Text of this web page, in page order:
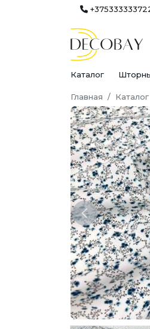
Каталог
Главная Каталог
Previous